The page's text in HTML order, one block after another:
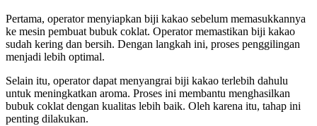
Pertama, operator menyiapkan biji kakao sebelum memasukkannya
ke mesin pembuat bubuk coklat. Operator memastikan biji kakao
sudah kering dan bersih. Dengan langkah ini, proses penggilingan
menjadi lebih optimal.
Selain itu, operator dapat menyangrai biji kakao terlebih dahulu
untuk meningkatkan aroma. Proses ini membantu menghasilkan
bubuk coklat dengan kualitas lebih baik. Oleh karena itu, tahap ini
penting dilakukan.